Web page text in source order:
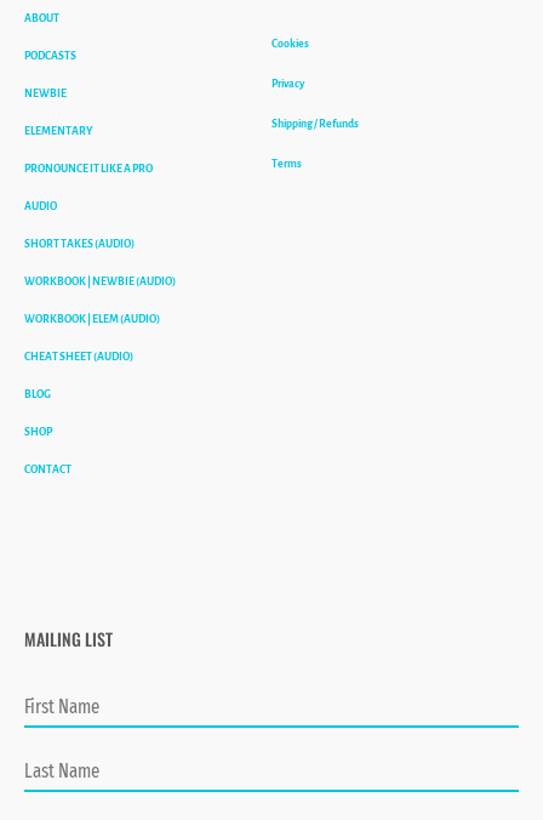
ABOUT
PODCASTS
NEWBIE
ELEMENTARY
PRONOUNCE IT LIKE A PRO
AUDIO
SHORT TAKES (AUDIO)
WORKBOOK | NEWBIE (AUDIO)
WORKBOOK | ELEM (AUDIO)
CHEAT SHEET (AUDIO)
BLOG
SHOP
CONTACT
Cookies
Privacy
Shipping / Refunds
Terms
MAILING LIST